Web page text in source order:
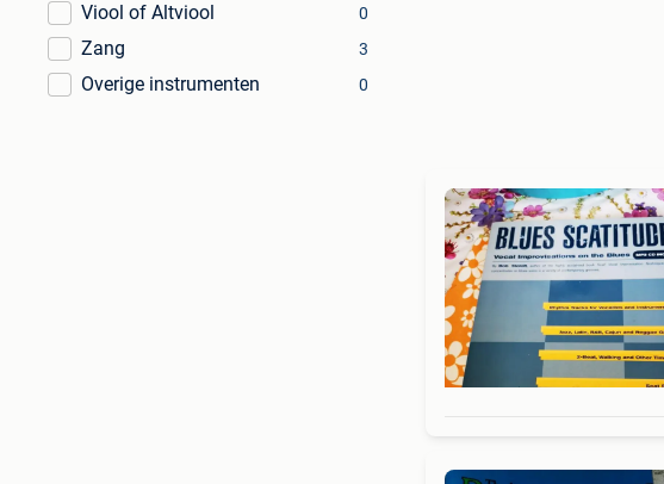
Viool of Altviool 0
Zang 3
Overige instrumenten 0